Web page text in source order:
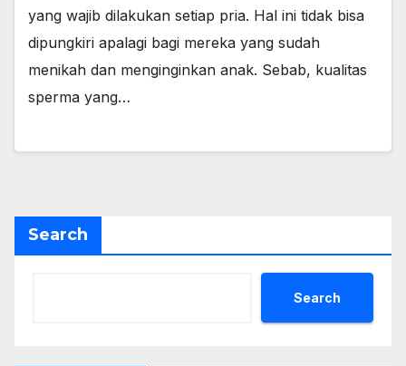
yang wajib dilakukan setiap pria. Hal ini tidak bisa
dipungkiri apalagi bagi mereka yang sudah
menikah dan menginginkan anak. Sebab, kualitas
sperma yang…
Search
Search